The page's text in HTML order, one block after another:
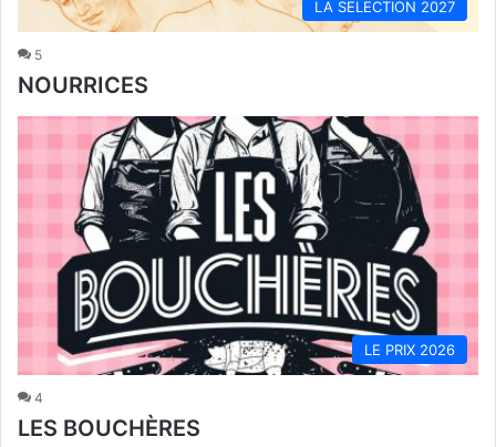
LA SELECTION 2027
5
NOURRICES
LE PRIX 2026
4
LES BOUCHÈRES